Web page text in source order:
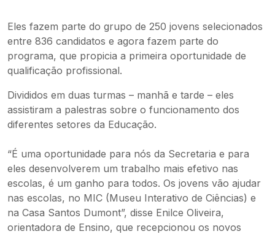
Eles fazem parte do grupo de 250 jovens selecionados
entre 836 candidatos e agora fazem parte do
programa, que propicia a primeira oportunidade de
qualificação profissional.
Divididos em duas turmas – manhã e tarde – eles
assistiram a palestras sobre o funcionamento dos
diferentes setores da Educação.
“É uma oportunidade para nós da Secretaria e para
eles desenvolverem um trabalho mais efetivo nas
escolas, é um ganho para todos. Os jovens vão ajudar
nas escolas, no MIC (Museu Interativo de Ciências) e
na Casa Santos Dumont”, disse Enilce Oliveira,
orientadora de Ensino, que recepcionou os novos